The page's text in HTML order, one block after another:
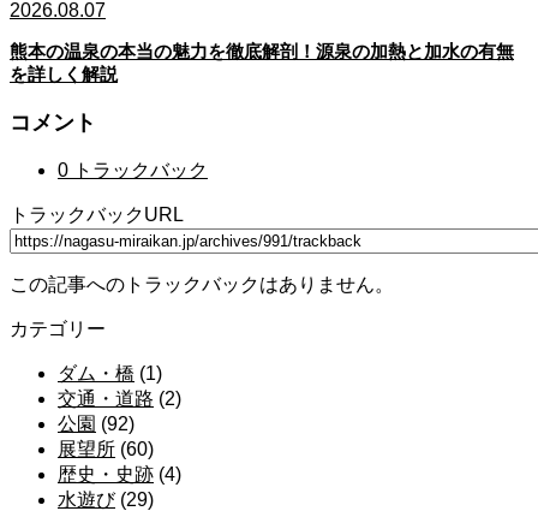
2026.08.07
熊本の温泉の本当の魅力を徹底解剖！源泉の加熱と加水の有無
を詳しく解説
コメント
0 トラックバック
トラックバックURL
この記事へのトラックバックはありません。
カテゴリー
ダム・橋 (1)
交通・道路 (2)
公園 (92)
展望所 (60)
歴史・史跡 (4)
水遊び(29)